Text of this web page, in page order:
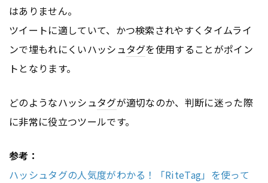
はありません。
ツイートに適していて、かつ検索されやすくタイムライ
ンで埋もれにくいハッシュタグを使用することがポイン
トとなります。
どのようなハッシュタグが適切なのか、判断に迷った際
に非常に役立つツールです。
参考：
ハッシュタグの人気度がわかる！「RiteTag」を使って